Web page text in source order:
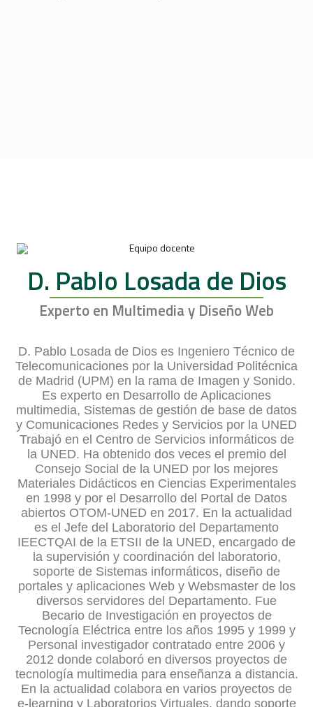
D. Pablo Losada de Dios
Experto en Multimedia y Diseño Web
D. Pablo Losada de Dios es Ingeniero Técnico de
Telecomunicaciones por la Universidad Politécnica
de Madrid (UPM) en la rama de Imagen y Sonido.
Es experto en Desarrollo de Aplicaciones
multimedia, Sistemas de gestión de base de datos
y Comunicaciones Redes y Servicios por la UNED
Trabajó en el Centro de Servicios informáticos de
la UNED. Ha obtenido dos veces el premio del
Consejo Social de la UNED por los mejores
Materiales Didácticos en Ciencias Experimentales
en 1998 y por el Desarrollo del Portal de Datos
abiertos OTOM-UNED en 2017. En la actualidad
es el Jefe del Laboratorio del Departamento
IEECTQAI de la ETSII de la UNED, encargado de
la supervisión y coordinación del laboratorio,
soporte de Sistemas informáticos, diseño de
portales y aplicaciones Web y Websmaster de los
diversos servidores del Departamento. Fue
Becario de Investigación en proyectos de
Tecnología Eléctrica entre los años 1995 y 1999 y
Personal investigador contratado entre 2006 y
2012 donde colaboró en diversos proyectos de
tecnología multimedia para enseñanza a distancia.
En la actualidad colabora en varios proyectos de
e-learning y Laboratorios Virtuales, dando soporte